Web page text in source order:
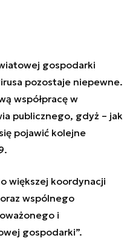
gospodarki
pozostaje niepewne.
współpracę w
publicznego, gdyż – jak
pojawić kolejne
większej koordynacji
wspólnego
i
gospodarki”.